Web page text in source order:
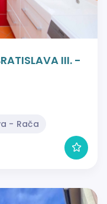
III. -
- Rača